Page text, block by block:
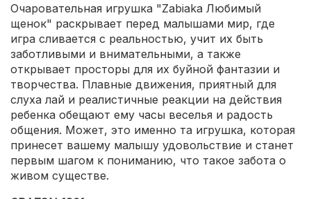
Очаровательная игрушка "Zabiaka Любимый
щенок" раскрывает перед малышами мир, где
игра сливается с реальностью, учит их быть
заботливыми и внимательными, а также
открывает просторы для их буйной фантазии и
творчества. Плавные движения, приятный для
слуха лай и реалистичные реакции на действия
ребенка обещают ему часы веселья и радость
общения. Может, это именно та игрушка, которая
принесет вашему малышу удовольствие и станет
первым шагом к пониманию, что такое забота о
живом существе.